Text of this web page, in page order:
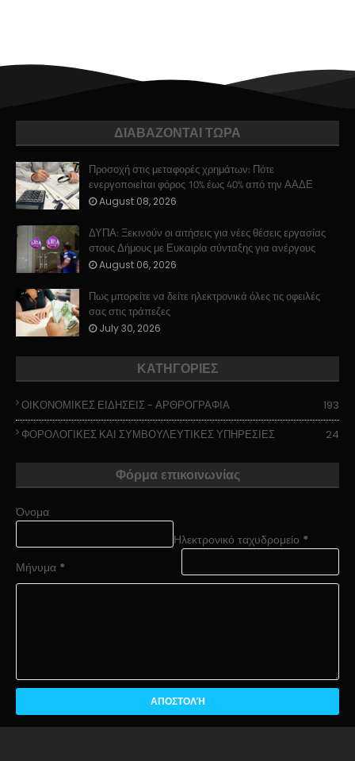
ΔΙΑΒΑΖΟΝΤΑΙ ΤΩΡΑ
Προσοχή στις μεταφορές χρημάτων: Πότε
ενεργοποιείται φόρος 10% έως 40% από την ΑΑΔΕ
August 08, 2026
ΔΥΠΑ: Ξεκινούν οι αιτήσεις για νέες θέσεις εργασίας
στους Δήμους με Ευκαιρία σύνταξης για ανέργους
August 06, 2026
Πως μπορείτε να δείτε ηλεκτρονικά όλες τις οφειλές
σας στις τράπεζες
July 30, 2026
ΚΑΤΗΓΟΡΙΕΣ
ΟΙΚΟΝΟΜΙΚΕΣ ΕΙΔΗΣΕΙΣ - ΑΡΘΡΟΓΡΑΦΙΑ
193
ΦΟΡΟΛΟΓΙΚΕΣ ΚΑΙ ΣΥΜΒΟΥΛΕΥΤΙΚΕΣ ΥΠΗΡΕΣΙΕΣ
24
Φόρμα επικοινωνίας
Όνομα
Ηλεκτρονικό ταχυδρομείο *
Μήνυμα *